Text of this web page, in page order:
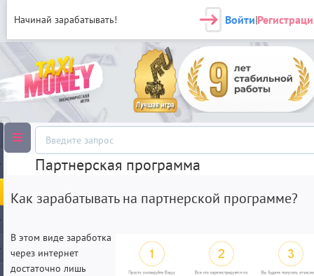
Начинай зарабатывать! Войти|
Партнерская программа
Как зарабатывать на партнерской программе?
В этом виде заработка
через интернет
достаточно лишь